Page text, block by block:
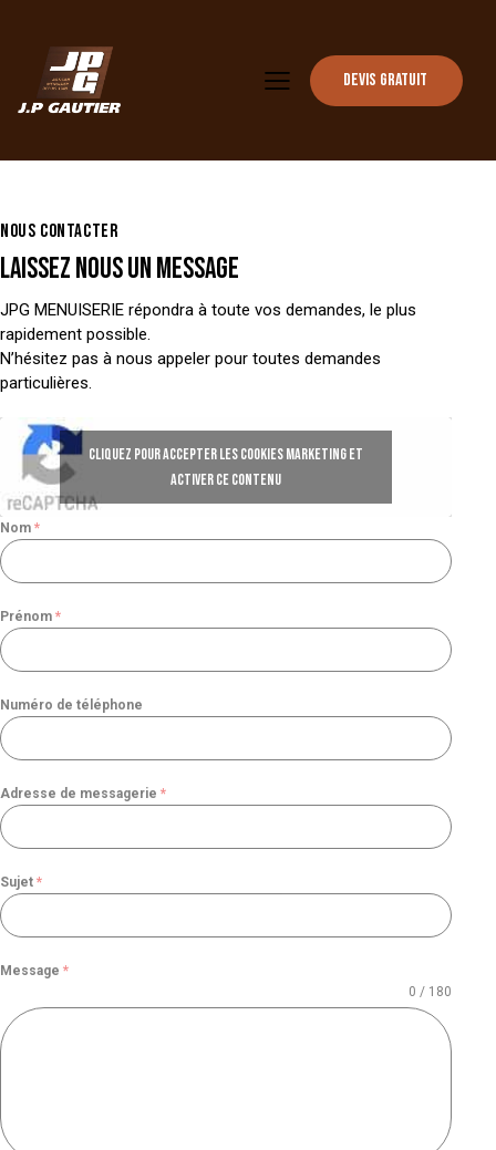
Devis gratuit
NOUS CONTACTER
LAISSEZ NOUS UN MESSAGE
JPG MENUISERIE répondra à toute vos demandes, le plus
rapidement possible.
N’hésitez pas à nous appeler pour toutes demandes
particulières.
Cliquez pour accepter les cookies marketing et
activer ce contenu
Nom *
Prénom *
Numéro de téléphone
Adresse de messagerie *
Sujet *
Message *
0 / 180